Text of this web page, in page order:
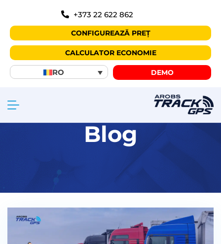
+373 22 622 862
CONFIGUREAZĂ PREȚ
CALCULATOR ECONOMIE
RO DEMO
Blog